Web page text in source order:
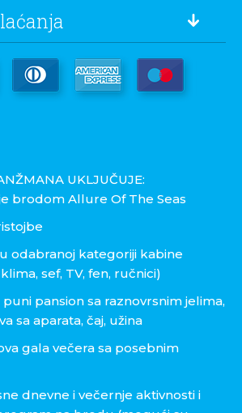
UKLJUČUJE:
brodom Allure Of The Seas
odabranoj kategoriji kabine
sef, TV, fen, ručnici)
pansion sa raznovrsnim jelima,
sa aparata, čaj, užina
gala večera sa posebnim
dnevne i večernje aktivnosti i